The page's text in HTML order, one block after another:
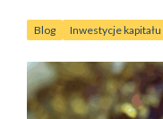
Blog Inwestycje kapitału